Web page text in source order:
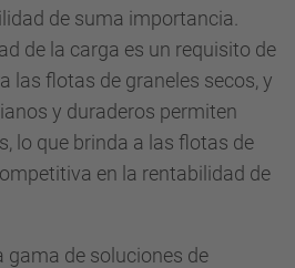
de suma importancia.
de la carga es un requisito de
las flotas de graneles secos, y
y duraderos permiten
lo que brinda a las flotas de
en la rentabilidad de
gama de soluciones de